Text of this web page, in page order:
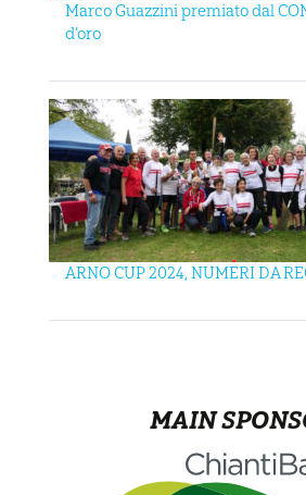
Marco Guazzini premiato dal
d’oro
ARNO CUP 2024, NUMERI DA
MAIN